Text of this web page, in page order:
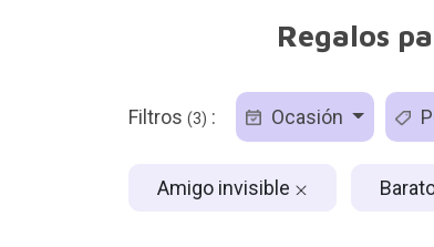
Regalos
Filtros (3) : Ocasión
Amigo invisible